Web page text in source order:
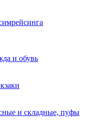
и обувь
и складные, пуфы